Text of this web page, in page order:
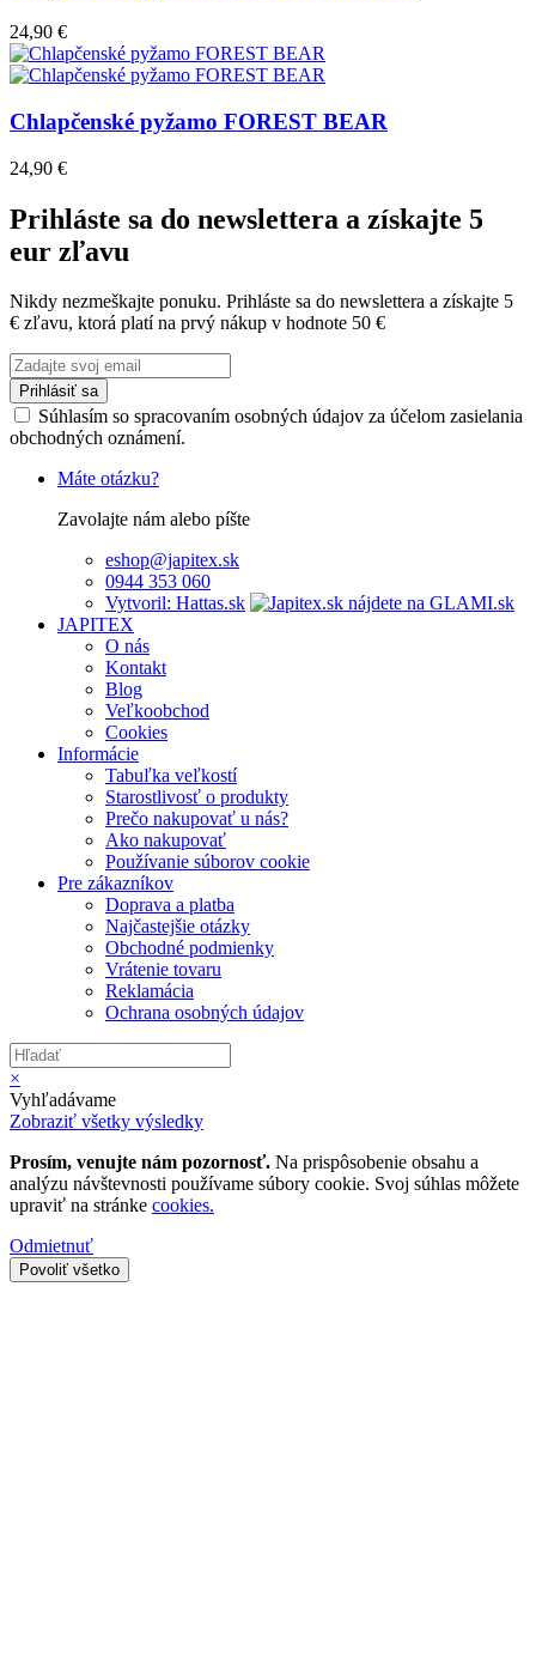
24,90 €
Chlapčenské pyžamo FOREST BEAR
24,90 €
Prihláste sa do newslettera a získajte 5
eur zľavu
Nikdy nezmeškajte ponuku. Prihláste sa do newslettera a získajte 5
€ zľavu, ktorá platí na prvý nákup v hodnote 50 €
Prihlásiť sa
Súhlasím so spracovaním osobných údajov za účelom zasielania
obchodných oznámení.
Máte otázku?
Zavolajte nám alebo píšte
eshop@japitex.sk
0944 353 060
Vytvoril: Hattas.sk
JAPITEX
O nás
Kontakt
Blog
Veľkoobchod
Cookies
Informácie
Tabuľka veľkostí
Starostlivosť o produkty
Prečo nakupovať u nás?
Ako nakupovať
Používanie súborov cookie
Pre zákazníkov
Doprava a platba
Najčastejšie otázky
Obchodné podmienky
Vrátenie tovaru
Reklamácia
Ochrana osobných údajov
×
Vyhľadávame
Zobraziť všetky výsledky
Prosím, venujte nám pozornosť. Na prispôsobenie obsahu a
analýzu návštevnosti používame súbory cookie. Svoj súhlas môžete
upraviť na stránke cookies.
Odmietnuť
Povoliť všetko